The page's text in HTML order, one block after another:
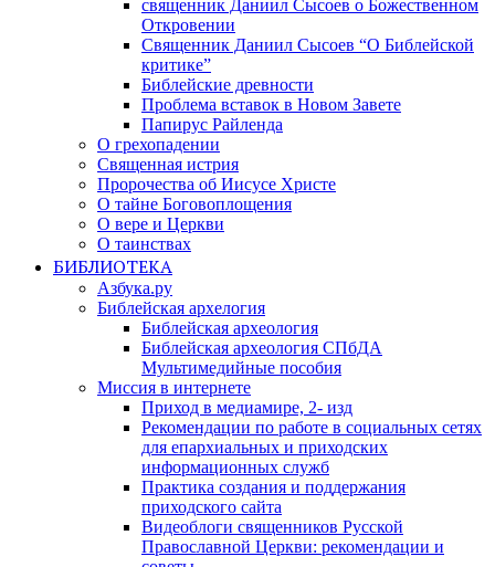
священник Даниил Сысоев о Божественном
Откровении
Священник Даниил Сысоев “О Библейской
критике”
Библейские древности
Проблема вставок в Новом Завете
Папирус Райленда
О грехопадении
Священная истрия
Пророчества об Иисусе Христе
О тайне Боговоплощения
О вере и Церкви
О таинствах
БИБЛИОТЕКА
Азбука.ру
Библейская архелогия
Библейская археология
Библейская археология СПбДА
Мультимедийные пособия
Миссия в интернете
Приход в медиамире, 2- изд
Рекомендации по работе в социальных сетях
для епархиальных и приходских
информационных служб
Практика создания и поддержания
приходского сайта
Видеоблоги священников Русской
Православной Церкви: рекомендации и